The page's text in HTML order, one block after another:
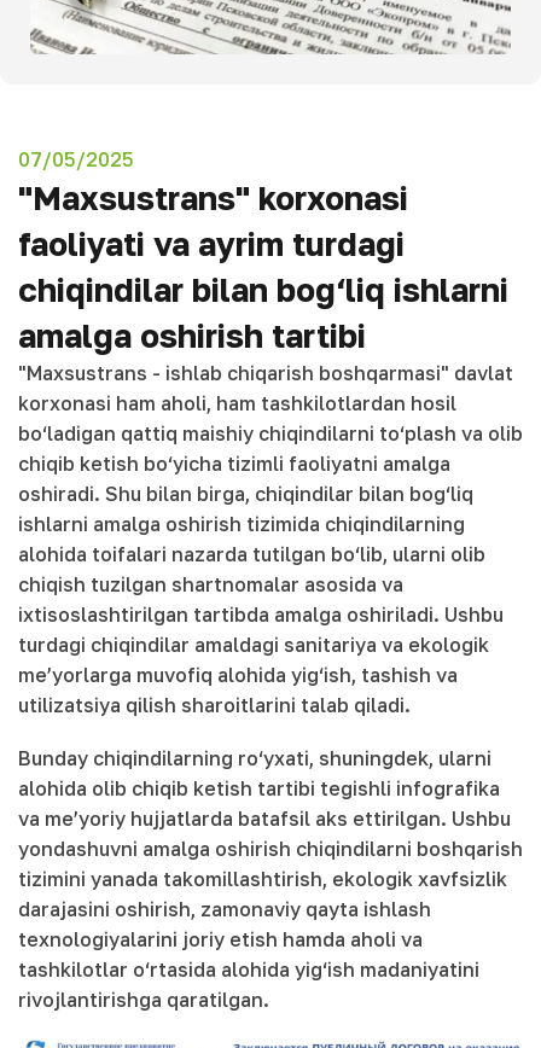
07/05/2025
"Maxsustrans" korxonasi
faoliyati va ayrim turdagi
chiqindilar bilan bog‘liq ishlarni
amalga oshirish tartibi
"Maxsustrans - ishlab chiqarish boshqarmasi" davlat
korxonasi ham aholi, ham tashkilotlardan hosil
bo‘ladigan qattiq maishiy chiqindilarni to‘plash va olib
chiqib ketish bo‘yicha tizimli faoliyatni amalga
oshiradi. Shu bilan birga, chiqindilar bilan bog‘liq
ishlarni amalga oshirish tizimida chiqindilarning
alohida toifalari nazarda tutilgan bo‘lib, ularni olib
chiqish tuzilgan shartnomalar asosida va
ixtisoslashtirilgan tartibda amalga oshiriladi. Ushbu
turdagi chiqindilar amaldagi sanitariya va ekologik
me’yorlarga muvofiq alohida yig‘ish, tashish va
utilizatsiya qilish sharoitlarini talab qiladi.
Bunday chiqindilarning ro‘yxati, shuningdek, ularni
alohida olib chiqib ketish tartibi tegishli infografika
va me’yoriy hujjatlarda batafsil aks ettirilgan. Ushbu
yondashuvni amalga oshirish chiqindilarni boshqarish
tizimini yanada takomillashtirish, ekologik xavfsizlik
darajasini oshirish, zamonaviy qayta ishlash
texnologiyalarini joriy etish hamda aholi va
tashkilotlar o‘rtasida alohida yig‘ish madaniyatini
rivojlantirishga qaratilgan.